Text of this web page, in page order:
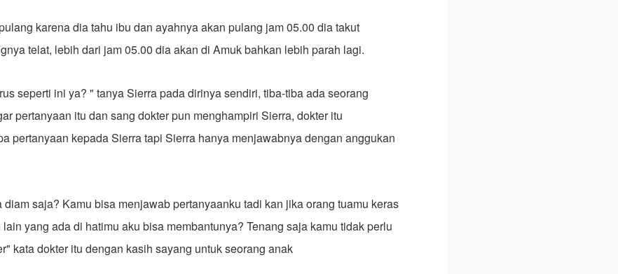
karena dia tahu ibu dan ayahnya akan pulang jam 05.00 dia takut
telat, lebih dari jam 05.00 dia akan di Amuk bahkan lebih parah lagi.
seperti ini ya? " tanya Sierra pada dirinya sendiri, tiba-tiba ada seorang
pertanyaan itu dan sang dokter pun menghampiri Sierra, dokter itu
pertanyaan kepada Sierra tapi Sierra hanya menjawabnya dengan anggukan
saja? Kamu bisa menjawab pertanyaanku tadi kan jika orang tuamu keras
yang ada di hatimu aku bisa membantunya? Tenang saja kamu tidak perlu
kata dokter itu dengan kasih sayang untuk seorang anak